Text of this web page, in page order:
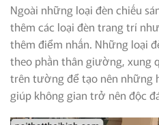
Ngoài những loại đèn chiếu
thêm các loại đèn trang trí
thêm điểm nhấn. Những loại
theo phần thân giường, xung
trên tường để tạo nên những
giúp không gian trở nên độc